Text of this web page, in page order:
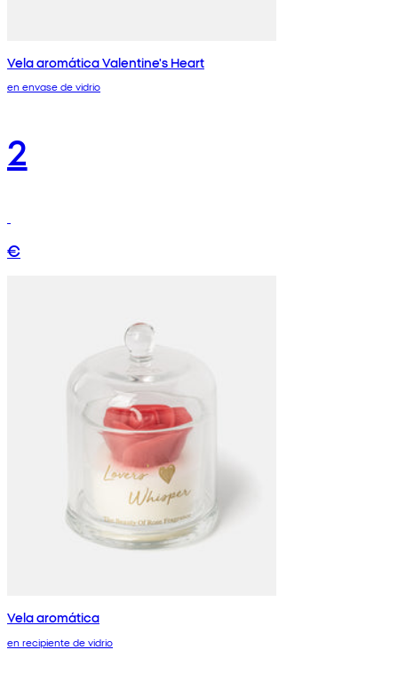
Vela aromática Valentine's Heart
en envase de vidrio
2
€
Vela aromática
en recipiente de vidrio